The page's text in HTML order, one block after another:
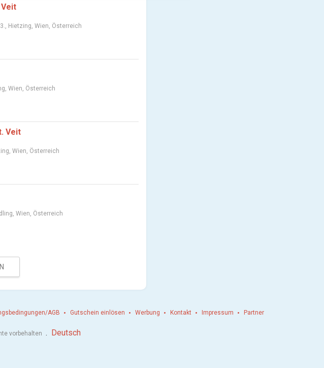
Hietzing, Wien, Österreich
Wien, Österreich
Veit
Wien, Österreich
Wien, Österreich
AGB Gutschein einlösen Werbung Kontakt Impressum Partner
vorbehalten . Deutsch